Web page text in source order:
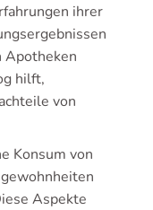
ihrer
Apotheken
hilft,
von
Konsum von
Aspekte